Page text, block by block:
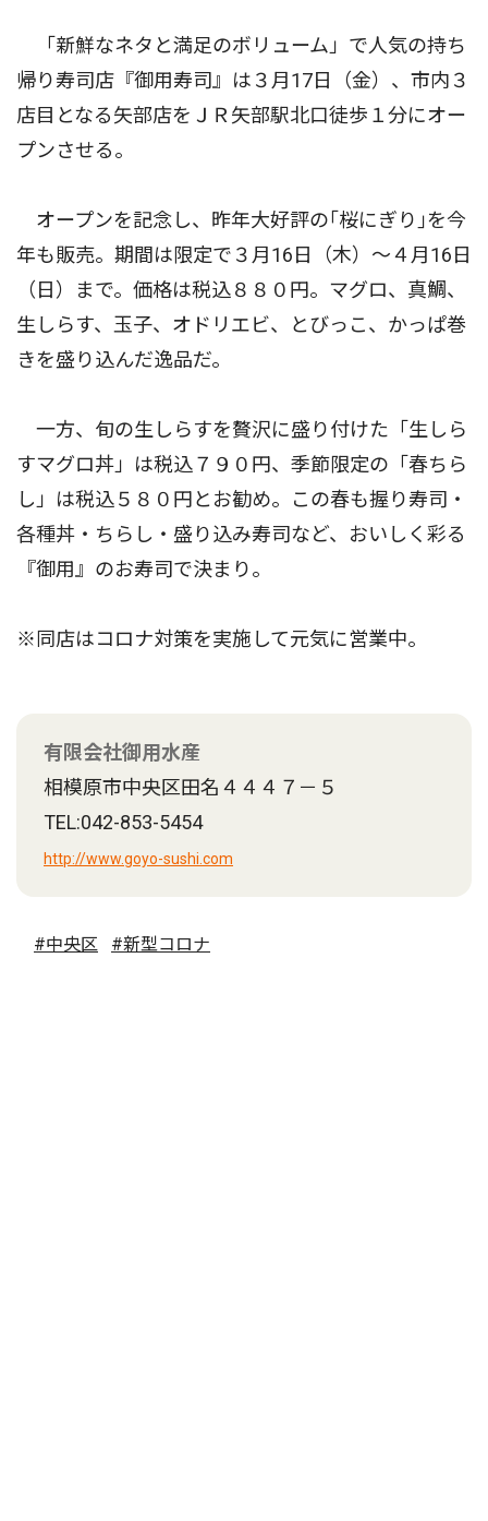
「新鮮なネタと満足のボリューム」で人気の持ち
帰り寿司店『御用寿司』は３月17日（金）、市内３
店目となる矢部店をＪＲ矢部駅北口徒歩１分にオー
プンさせる。
オープンを記念し、昨年大好評の｢桜にぎり｣を今
年も販売。期間は限定で３月16日（木）〜４月16日
（日）まで。価格は税込８８０円。マグロ、真鯛、
生しらす、玉子、オドリエビ、とびっこ、かっぱ巻
きを盛り込んだ逸品だ。
一方、旬の生しらすを贅沢に盛り付けた「生しら
すマグロ丼」は税込７９０円、季節限定の「春ちら
し」は税込５８０円とお勧め。この春も握り寿司・
各種丼・ちらし・盛り込み寿司など、おいしく彩る
『御用』のお寿司で決まり。
※同店はコロナ対策を実施して元気に営業中。
有限会社御用水産
相模原市中央区田名４４４７－５
TEL:042-853-5454
http://www.goyo-sushi.com
#中央区 #新型コロナ